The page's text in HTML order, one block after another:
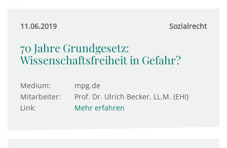
11.06.2019 Sozialrecht
70 Jahre Grundgesetz:
Wissenschaftsfreiheit in Gefahr?
Medium:
mpg.de
Mitarbeiter:
Prof. Dr. Ulrich Becker, LL.M. (EHI)
Link:
Mehr erfahren